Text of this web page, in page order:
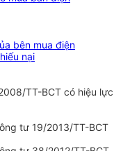
bên mua điện
nại
TT-BCT có hiệu lực
tư 19/2013/TT-BCT